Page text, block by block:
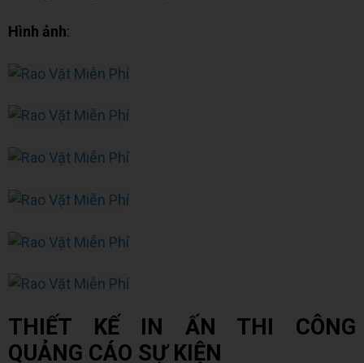
Hình ảnh:
THIẾT KẾ IN ẤN THI CÔNG
QUẢNG CÁO SỰ KIỆN